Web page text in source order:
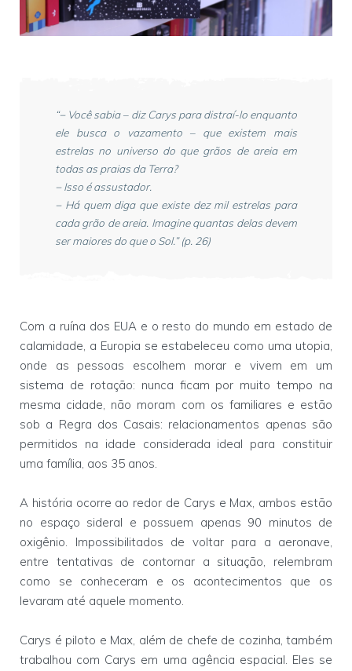
“− Você sabia – diz Carys para distraí-lo enquanto
ele busca o vazamento – que existem mais
estrelas no universo do que grãos de areia em
todas as praias da Terra?
− Isso é assustador.
− Há quem diga que existe dez mil estrelas para
cada grão de areia. Imagine quantas delas devem
ser maiores do que o Sol.” (p. 26)
Com a ruína dos EUA e o resto do mundo em estado de
calamidade, a Europia se estabeleceu como uma utopia,
onde as pessoas escolhem morar e vivem em um
sistema de rotação: nunca ficam por muito tempo na
mesma cidade, não moram com os familiares e estão
sob a Regra dos Casais: relacionamentos apenas são
permitidos na idade considerada ideal para constituir
uma família, aos 35 anos.
A história ocorre ao redor de Carys e Max, ambos estão
no espaço sideral e possuem apenas 90 minutos de
oxigênio. Impossibilitados de voltar para a aeronave,
entre tentativas de contornar a situação, relembram
como se conheceram e os acontecimentos que os
levaram até aquele momento.
Carys é piloto e Max, além de chefe de cozinha, também
trabalhou com Carys em uma agência espacial. Eles se